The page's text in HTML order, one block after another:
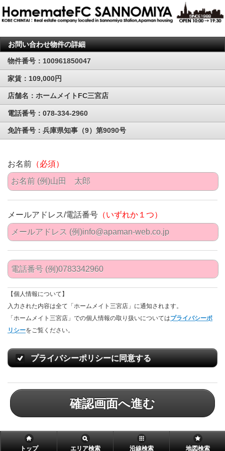
お問い合わせ物件の詳細
物件番号：100961850047
家賃：109,000円
店舗名：ホームメイトFC三宮店
電話番号：078-334-2960
免許番号：兵庫県知事（9）第9090号
お名前 （必須）
メールアドレス/電話番号 （いずれか１つ）
【個人情報について】
入力された内容は全て「ホームメイト三宮店」に通知されます。
「ホームメイト三宮店」での個人情報の取り扱いについてはプライバシーポ
リシーをご覧ください。
プライバシーポリシーに同意する
確認画面へ進む
トップ エリア検索 沿線検索 地図検索